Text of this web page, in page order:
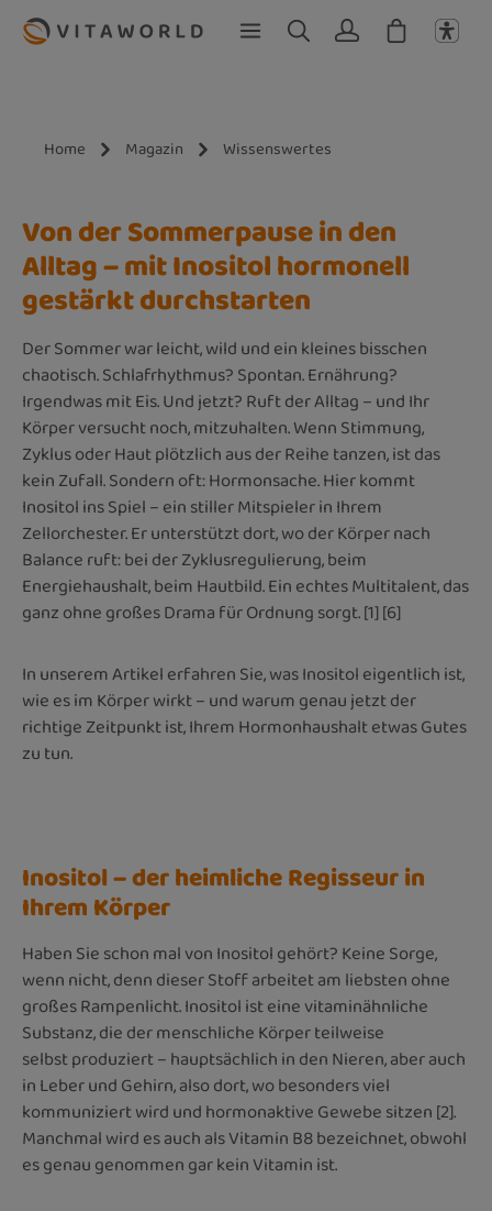
Zum Hauptinhalt springen
Home Magazin Wissenswertes
Von der Sommerpause in den
Alltag – mit Inositol hormonell
gestärkt durchstarten
Der Sommer war leicht, wild und ein kleines bisschen
chaotisch. Schlafrhythmus? Spontan. Ernährung?
Irgendwas mit Eis. Und jetzt? Ruft der Alltag – und Ihr
Körper versucht noch, mitzuhalten. Wenn Stimmung,
Zyklus oder Haut plötzlich aus der Reihe tanzen, ist das
kein Zufall. Sondern oft: Hormonsache. Hier kommt
Inositol ins Spiel – ein stiller Mitspieler in Ihrem
Zellorchester. Er unterstützt dort, wo der Körper nach
Balance ruft: bei der Zyklusregulierung, beim
Energiehaushalt, beim Hautbild. Ein echtes Multitalent, das
ganz ohne großes Drama für Ordnung sorgt. [1] [6]
In unserem Artikel erfahren Sie, was Inositol eigentlich ist,
wie es im Körper wirkt – und warum genau jetzt der
richtige Zeitpunkt ist, Ihrem Hormonhaushalt etwas Gutes
zu tun.
Inositol – der heimliche Regisseur in
Ihrem Körper
Haben Sie schon mal von Inositol gehört? Keine Sorge,
wenn nicht, denn dieser Stoff arbeitet am liebsten ohne
großes Rampenlicht. Inositol ist eine vitaminähnliche
Substanz, die der menschliche Körper teilweise
selbst produziert – hauptsächlich in den Nieren, aber auch
in Leber und Gehirn, also dort, wo besonders viel
kommuniziert wird und hormonaktive Gewebe sitzen [2].
Manchmal wird es auch als Vitamin B8 bezeichnet, obwohl
es genau genommen gar kein Vitamin ist.